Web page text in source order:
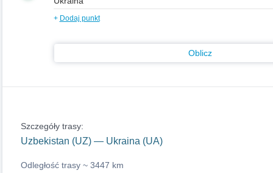
+ Dodaj punkt
Oblicz
Szczegóły trasy:
Uzbekistan (UZ) — Ukraina (UA)
Odległość trasy ~ 3447 km